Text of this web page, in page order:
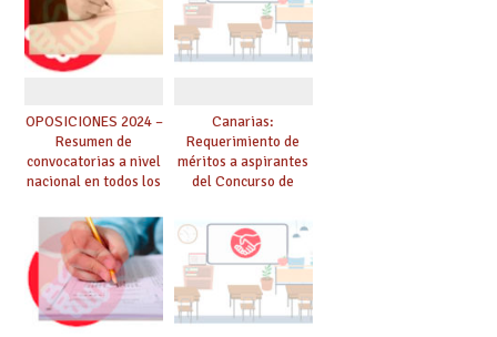
OPOSICIONES 2024 –
Resumen de
convocatorias a nivel
nacional en todos los
el 26 de enero)
Canarias:
Requerimiento de
méritos a aspirantes
del Concurso de
estabilización